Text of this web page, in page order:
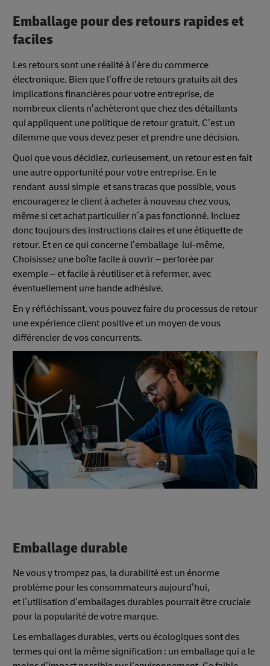
Emballage pour des retours rapides et
faciles
Les retours sont une réalité à l’ère du commerce
électronique. Bien que l’offre de retours gratuits ait des
implications financières pour votre entreprise, de
nombreux clients n’achèteront que chez des détaillants
qui appliquent une politique de retour gratuit. C’est un
dilemme que vous devez peser et prendre une décision.
Quoi que vous décidiez, curieusement, un retour est en fait
une autre opportunité pour votre entreprise. En le
rendant aussi simple et sans tracas que possible, vous
encouragerez le client à acheter à nouveau chez vous,
même si cet achat particulier n’a pas fonctionné. Incluez
donc toujours des instructions claires et une étiquette de
retour. Et en ce qui concerne l’emballage lui-même,
Choisissez une boîte facile à ouvrir – perforée par
exemple – et facile à réutiliser et à refermer, avec
éventuellement une bande adhésive.
En y réfléchissant, vous pouvez faire du processus de retour
une expérience client positive et un moyen de vous
différencier de vos concurrents.
Emballage durable
Ne vous y trompez pas, la durabilité est un énorme
problème pour les consommateurs aujourd’hui,
et l’utilisation d’emballages durables pourrait être cruciale
pour la popularité de votre marque.
Les emballages durables, verts ou écologiques sont des
termes qui ont la même signification : un emballage qui a le